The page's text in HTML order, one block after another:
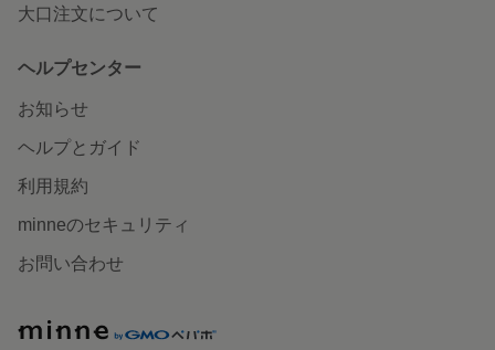
大口注文について
ヘルプセンター
お知らせ
ヘルプとガイド
利用規約
minneのセキュリティ
お問い合わせ